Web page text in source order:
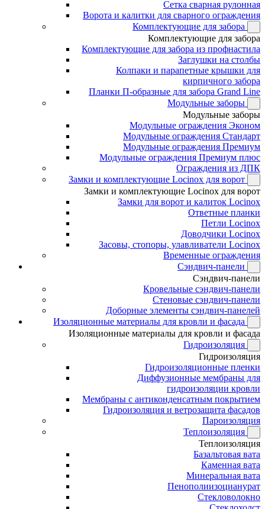
Сетка сварная рулонная
Ворота и калитки для сварного ограждения
Комплектующие для забора
Комплектующие для забора
Комплектующие для забора из профнастила
Заглушки на столбы
Колпаки и парапетные крышки для
кирпичного забора
Планки П-образные для забора Grand Line
Модульные заборы
Модульные заборы
Модульные ограждения Эконом
Модульные ограждения Стандарт
Модульные ограждения Премиум
Модульные ограждения Премиум плюс
Ограждения из ДПК
Замки и комплектующие Locinox для ворот
Замки и комплектующие Locinox для ворот
Замки для ворот и калиток Locinox
Ответные планки
Петли Locinox
Доводчики Locinox
Засовы, стопоры, улавливатели Locinox
Временные ограждения
Сэндвич-панели
Сэндвич-панели
Кровельные сэндвич-панели
Стеновые сэндвич-панели
Доборные элементы сэндвич-панелей
Изоляционные материалы для кровли и фасада
Изоляционные материалы для кровли и фасада
Гидроизоляция
Гидроизоляция
Гидроизоляционные пленки
Диффузионные мембраны для
гидроизоляции кровли
Мембраны с антиконденсатным покрытием
Гидроизоляция и ветрозащита фасадов
Пароизоляция
Теплоизоляция
Теплоизоляция
Базальтовая вата
Каменная вата
Минеральная вата
Пенополиизоцианурат
Стекловолокно